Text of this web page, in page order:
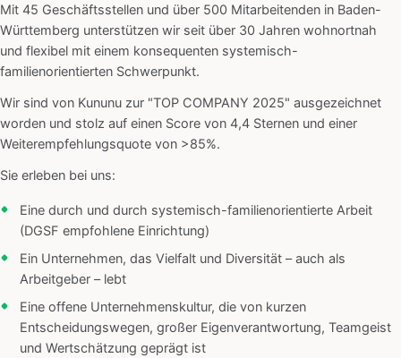
Mit 45 Geschäftsstellen und über 500 Mitarbeitenden in Baden-
Württemberg unterstützen wir seit über 30 Jahren wohnortnah
und flexibel mit einem konsequenten systemisch-
familienorientierten Schwerpunkt.
Wir sind von Kununu zur "TOP COMPANY 2025" ausgezeichnet
worden und stolz auf einen Score von 4,4 Sternen und einer
Weiterempfehlungsquote von >85%.
Sie erleben bei uns:
Eine durch und durch systemisch-familienorientierte Arbeit
(DGSF empfohlene Einrichtung)
Ein Unternehmen, das Vielfalt und Diversität – auch als
Arbeitgeber – lebt
Eine offene Unternehmenskultur, die von kurzen
Entscheidungswegen, großer Eigenverantwortung, Teamgeist
und Wertschätzung geprägt ist